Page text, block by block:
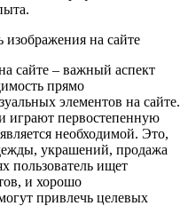
на сайте
сайте – важный аспект
прямо
элементов на сайте.
играют первостепенную
необходимой. Это,
украшений, продажа
пользователь ищет
и хорошо
привлечь целевых